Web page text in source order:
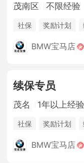
茂南区 不限经验
社保 奖励计划
BMW宝马店
续保专员
茂名 1年以上经验
社保 奖励计划
BMW宝马店